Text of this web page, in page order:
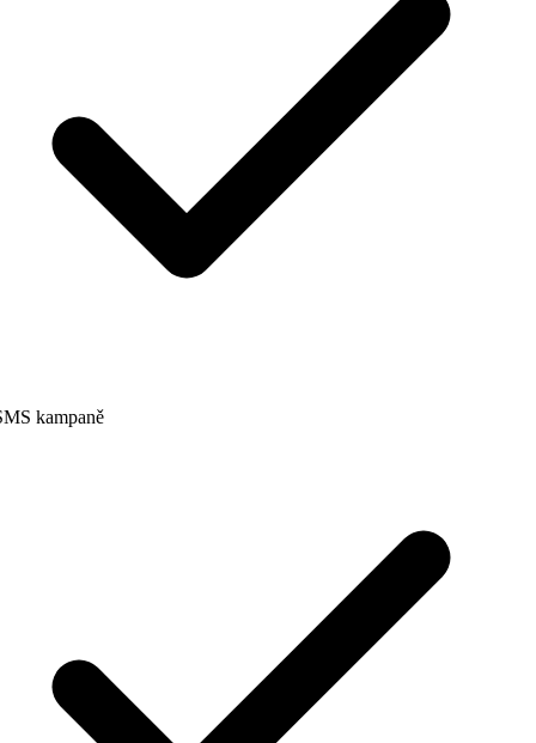
kampaně